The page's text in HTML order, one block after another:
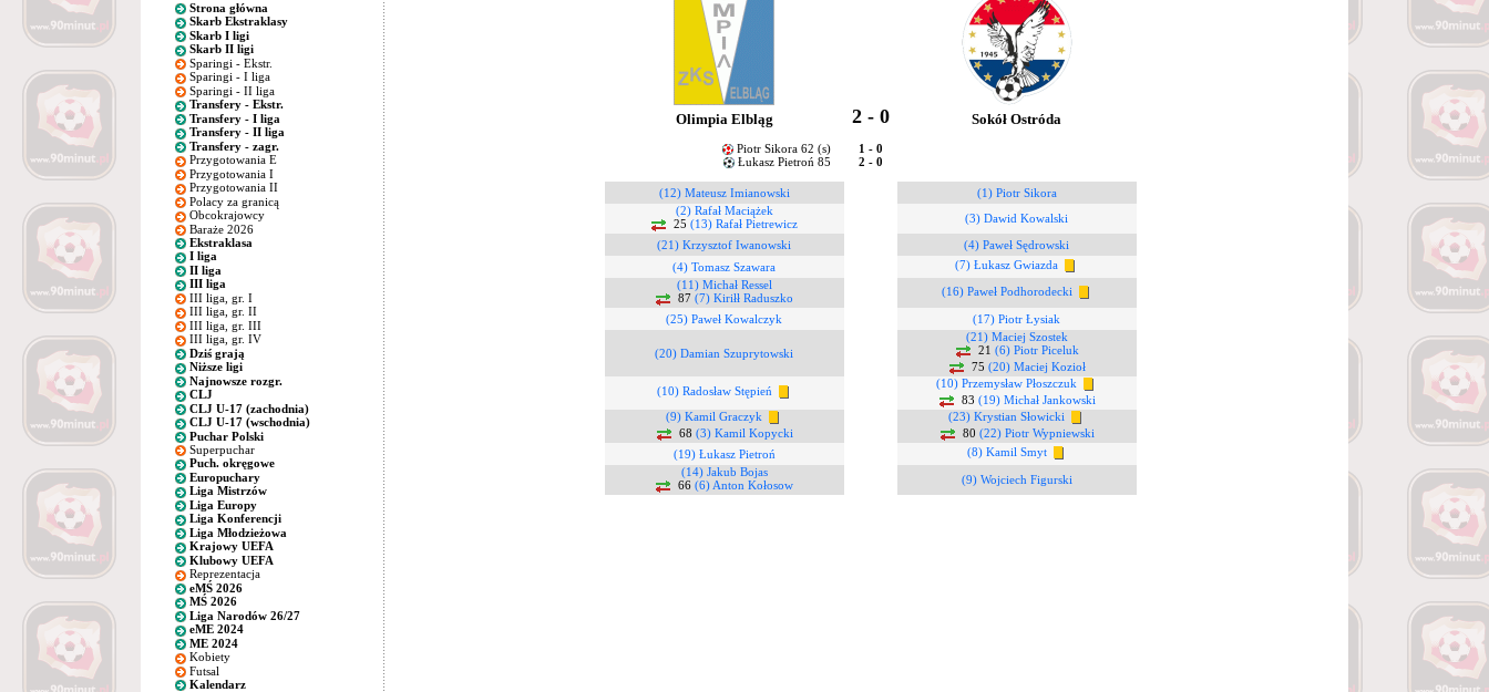
Strona główna
Skarb Ekstraklasy
Skarb I ligi
Skarb II ligi
Sparingi - Ekstr.
Sparingi - I liga
Sparingi - II liga
Transfery - Ekstr.
Transfery - I liga
Transfery - II liga
Transfery - zagr.
Przygotowania E
Przygotowania I
Przygotowania II
Polacy za granicą
Obcokrajowcy
Baraże 2026
Ekstraklasa
I liga
II liga
III liga
III liga, gr. I
III liga, gr. II
III liga, gr. III
III liga, gr. IV
Dziś grają
Niższe ligi
Najnowsze rozgr.
CLJ
CLJ U-17 (zachodnia)
CLJ U-17 (wschodnia)
Puchar Polski
Superpuchar
Puch. okręgowe
Europuchary
Liga Mistrzów
Liga Europy
Liga Konferencji
Liga Młodzieżowa
Krajowy UEFA
Klubowy UEFA
Reprezentacja
eMŚ 2026
MŚ 2026
Liga Narodów 26/27
eME 2024
ME 2024
Kobiety
Futsal
Kalendarz
Olimpia Elbląg 2 - 0 Sokół Ostróda
Piotr Sikora 62 (s)
1 - 0
Łukasz Pietroń 85
2 - 0
(12) Mateusz Imianowski
(1) Piotr Sikora
(2) Rafał Maciążek
25 (13) Rafał Pietrewicz
(3) Dawid Kowalski
(21) Krzysztof Iwanowski
(4) Paweł Sędrowski
(4) Tomasz Szawara
(7) Łukasz Gwiazda
(11) Michał Ressel
87 (7) Kiriłł Raduszko (16) Paweł Podhorodecki
(25) Paweł Kowalczyk (17) Piotr Łysiak
(20) Damian Szuprytowski
(21) Maciej Szostek
21 (6) Piotr Piceluk
75 (20) Maciej Kozioł
(10) Radosław Stępień
(10) Przemysław Płoszczuk
83 (19) Michał Jankowski
(9) Kamil Graczyk
68 (3) Kamil Kopycki
(23) Krystian Słowicki
80 (22) Piotr Wypniewski
(19) Łukasz Pietroń
(8) Kamil Smyt
(14) Jakub Bojas
66 (6) Anton Kołosow (9) Wojciech Figurski